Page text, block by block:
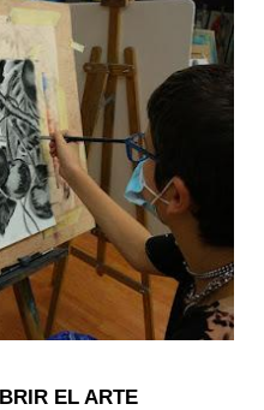
EL ARTE